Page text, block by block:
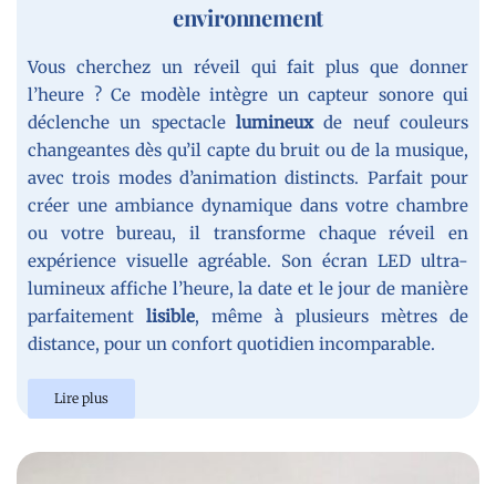
environnement
Vous cherchez un réveil qui fait plus que donner
l’heure ? Ce modèle intègre un capteur sonore qui
déclenche un spectacle lumineuxde neuf couleurs
changeantes dès qu’il capte du bruit ou de la musique,
avec trois modes d’animation distincts. Parfait pour
créer une ambiance dynamique dans votre chambre
ou votre bureau, il transforme chaque réveil en
expérience visuelle agréable. Son écran LED ultra-
lumineux affiche l’heure, la date et le jour de manière
parfaitement lisible, même à plusieurs mètres de
distance, pour un confort quotidien incomparable.
Lire plus